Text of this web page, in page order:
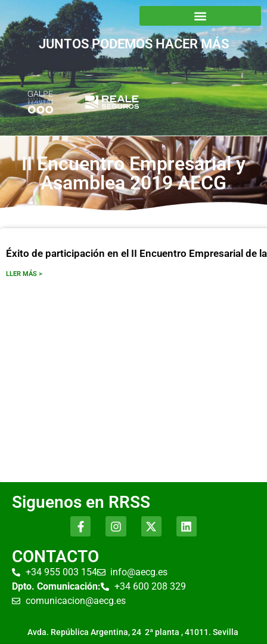
JUNTOS PODEMOS HACER MÁS
II Encuentro Empresarial y
Asamblea 2019 AECG
Éxito de participación en el II Encuentro Empresarial de la
LLER MÁS >
Siguenos en RRSS
CONTACTO
+34 955 003 154
info@aecg.es
Dpto. Comunicación:
+34 600 208 329
comunicacion@aecg.es
Avda. República Argentina, 24 2ª planta ,41011. Sevilla